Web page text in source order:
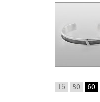
15 30 60